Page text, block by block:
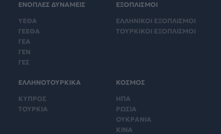
ΕΝΟΠΛΕΣ ΔΥΝΑΜΕΙΣ
ΥΕΘΑ
ΓΕΕΘΑ
ΓΕΑ
ΓΕΝ
ΓΕΣ
ΕΞΟΠΛΙΣΜΟΙ
ΕΛΛΗΝΙΚΟΙ ΕΞΟΠΛΙΣΜΟΙ
ΤΟΥΡΚΙΚΟΙ ΕΞΟΠΛΙΣΜΟΙ
ΕΛΛΗΝΟΤΟΥΡΚΙΚΑ
ΚΥΠΡΟΣ
ΤΟΥΡΚΙΑ
ΚΟΣΜΟΣ
ΗΠΑ
ΡΩΣΙΑ
ΟΥΚΡΑΝΙΑ
ΚΙΝΑ